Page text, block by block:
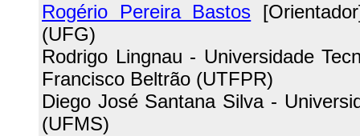
Rogério Pereira Bastos
(UFG)
Rodrigo Lingnau - Universidade
Francisco Beltrão (UTFPR)
Diego José Santana Silva -
(UFMS)